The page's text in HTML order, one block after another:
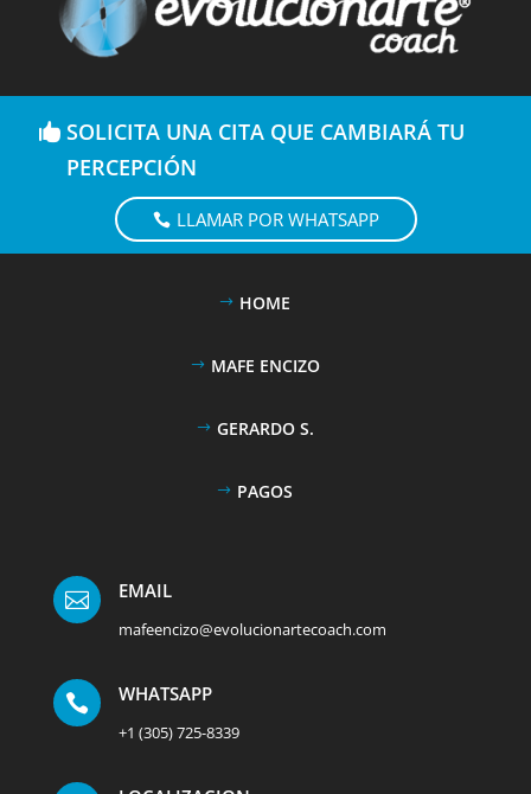
SOLICITA UNA CITA QUE CAMBIARÁ TU
PERCEPCIÓN
LLAMAR POR WHATSAPP
HOME
MAFE ENCIZO
GERARDO S.
PAGOS
 EMAIL
mafeencizo@evolucionartecoach.com
 WHATSAPP
+1 (305) 725-8339